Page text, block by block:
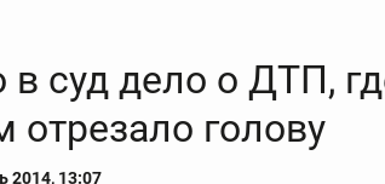
суд дело о ДТП,
отрезало голову
2014, 13:07